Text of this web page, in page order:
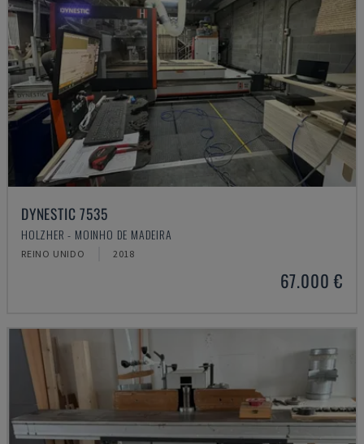
DYNESTIC 7535
HOLZHER - MOINHO DE MADEIRA
REINO UNIDO 2018
67.000 €